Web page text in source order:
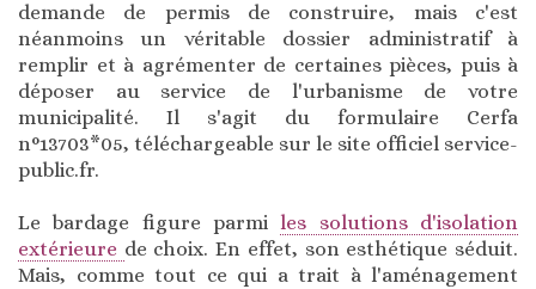
demande de permis de construire, mais c'est
néanmoins un véritable dossier administratif à
remplir et à agrémenter de certaines pièces, puis à
déposer au service de l'urbanisme de votre
municipalité. Il s'agit du formulaire Cerfa
n°13703*05, téléchargeable sur le site officiel service-
public.fr.
Le bardage figure parmiles solutions d'isolation
extérieure de choix. En effet, son esthétique séduit.
Mais, comme tout ce qui a trait à l'aménagement